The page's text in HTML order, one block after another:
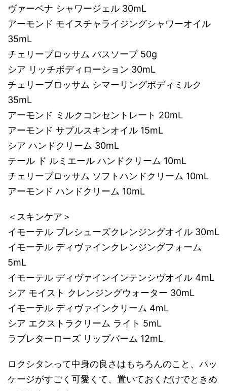
ヴァーベナ シャワージェル 30mL
アーモンド モイスチャライジングシャワーオイル
35mL
チェリーブロッサム バスソープ 50g
シア リッチボディローション 30mL
チェリーブロッサム シマーリングボディミルク
35mL
アーモンド ミルクコンセントレート 20mL
アーモンド サプルスキンオイル 15mL
シア ハンドクリーム 30mL
テール ド ルミエール ハンドクリーム 10mL
チェリーブロッサム ソフトハンドクリーム 10mL
アーモンド ハンドクリーム 10mL
＜スキンケア＞
イモーテル プレシューズクレンジングオイル 30mL
イモーテル ディヴァインクレンジングフォーム
5mL
イモーテル ディヴァインインテンシヴオイル 4mL
シア モイスト クレンジングウォーター 30mL
イモーテル ディヴァインクリーム 4mL
シア エクストラクリーム ライト 5mL
ラブレターローズ リップバーム 12mL
ロクシタンって中身の良さはもちろんのこと、パッ
ケージがすごく可愛くて、置いておくだけでときめ